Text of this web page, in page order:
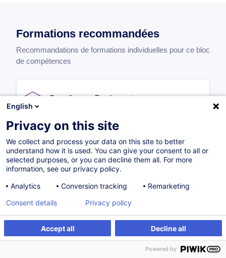
Formations recommandées
Recommandations de formations individuelles pour ce bloc
de compétences
Compliance - Fondamentaux
à p. d. 280,00 EUR
15.09.2026 +2 10H
Formation à distance
Cours du soir
English
Privacy on this site
We collect and process your data on this site to better
understand how it is used. You can give your consent to all or
selected purposes, or you can decline them all. For more
information, see our privacy policy.
Analytics
Conversion tracking Remarketing
Accept all Decline all
Consent details Privacy policy
Powered by